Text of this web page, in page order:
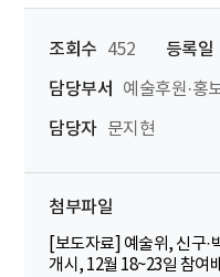
조회수 452 등록일
담당부서
예술후원·홍
담당자 문지현
첨부파일
[보도자료] 예술위, 신구·
개시, 12월 18~23일 참여